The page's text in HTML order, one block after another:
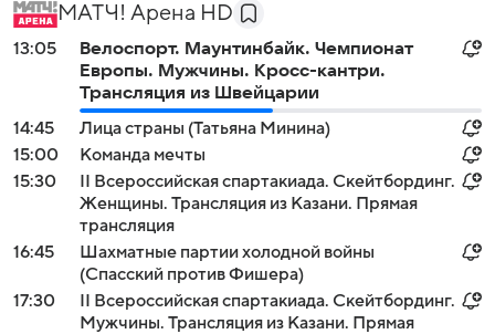
МАТЧ! Арена HD
13:05
Велоспорт. Маунтинбайк. Чемпионат
Европы. Мужчины. Кросс-кантри.
Трансляция из Швейцарии
14:45
Лица страны (Татьяна Минина)
15:00
Команда мечты
15:30
II Всероссийская спартакиада. Скейтбординг.
Женщины. Трансляция из Казани. Прямая
трансляция
16:45
Шахматные партии холодной войны
(Спасский против Фишера)
17:30
II Всероссийская спартакиада. Скейтбординг.
Мужчины. Трансляция из Казани. Прямая